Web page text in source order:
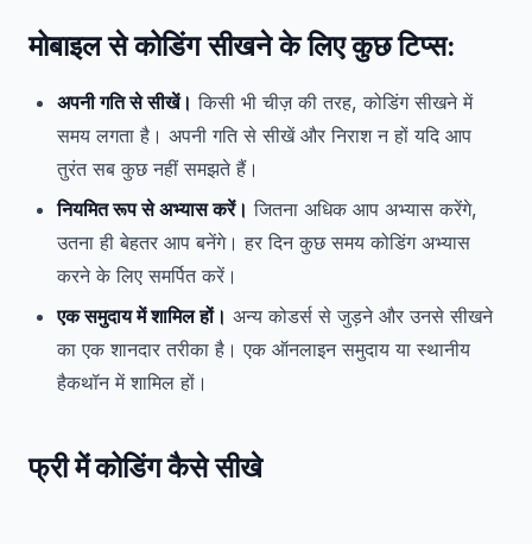
मोबाइल से कोडिंग सीखने के लिए कुछ टिप्स:
अपनी गति से सीखें। किसी भी चीज़ की तरह, कोडिंग सीखने में
समय लगता है। अपनी गति से सीखें और निराश न हों यदि आप
तुरंत सब कुछ नहीं समझते हैं।
नियमित रूप से अभ्यास करें। जितना अधिक आप अभ्यास करेंगे,
उतना ही बेहतर आप बनेंगे। हर दिन कुछ समय कोडिंग अभ्यास
करने के लिए समर्पित करें।
एक समुदाय में शामिल हों। अन्य कोडर्स से जुड़ने और उनसे सीखने
का एक शानदार तरीका है। एक ऑनलाइन समुदाय या स्थानीय
हैकथॉन में शामिल हों।
फ्री मेंकोडिंगकैसे सीखे